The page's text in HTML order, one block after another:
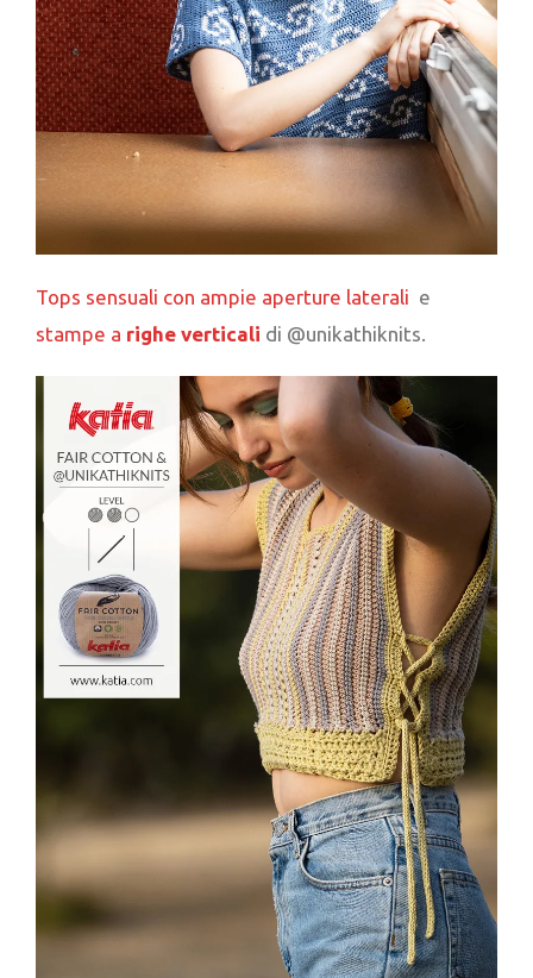
Tops sensuali con ampie aperture laterali e
stampe a righe verticali di @unikathiknits.